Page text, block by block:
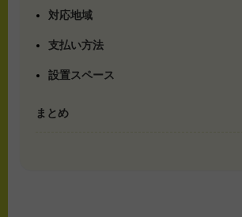
対応地域
支払い方法
設置スペース
まとめ